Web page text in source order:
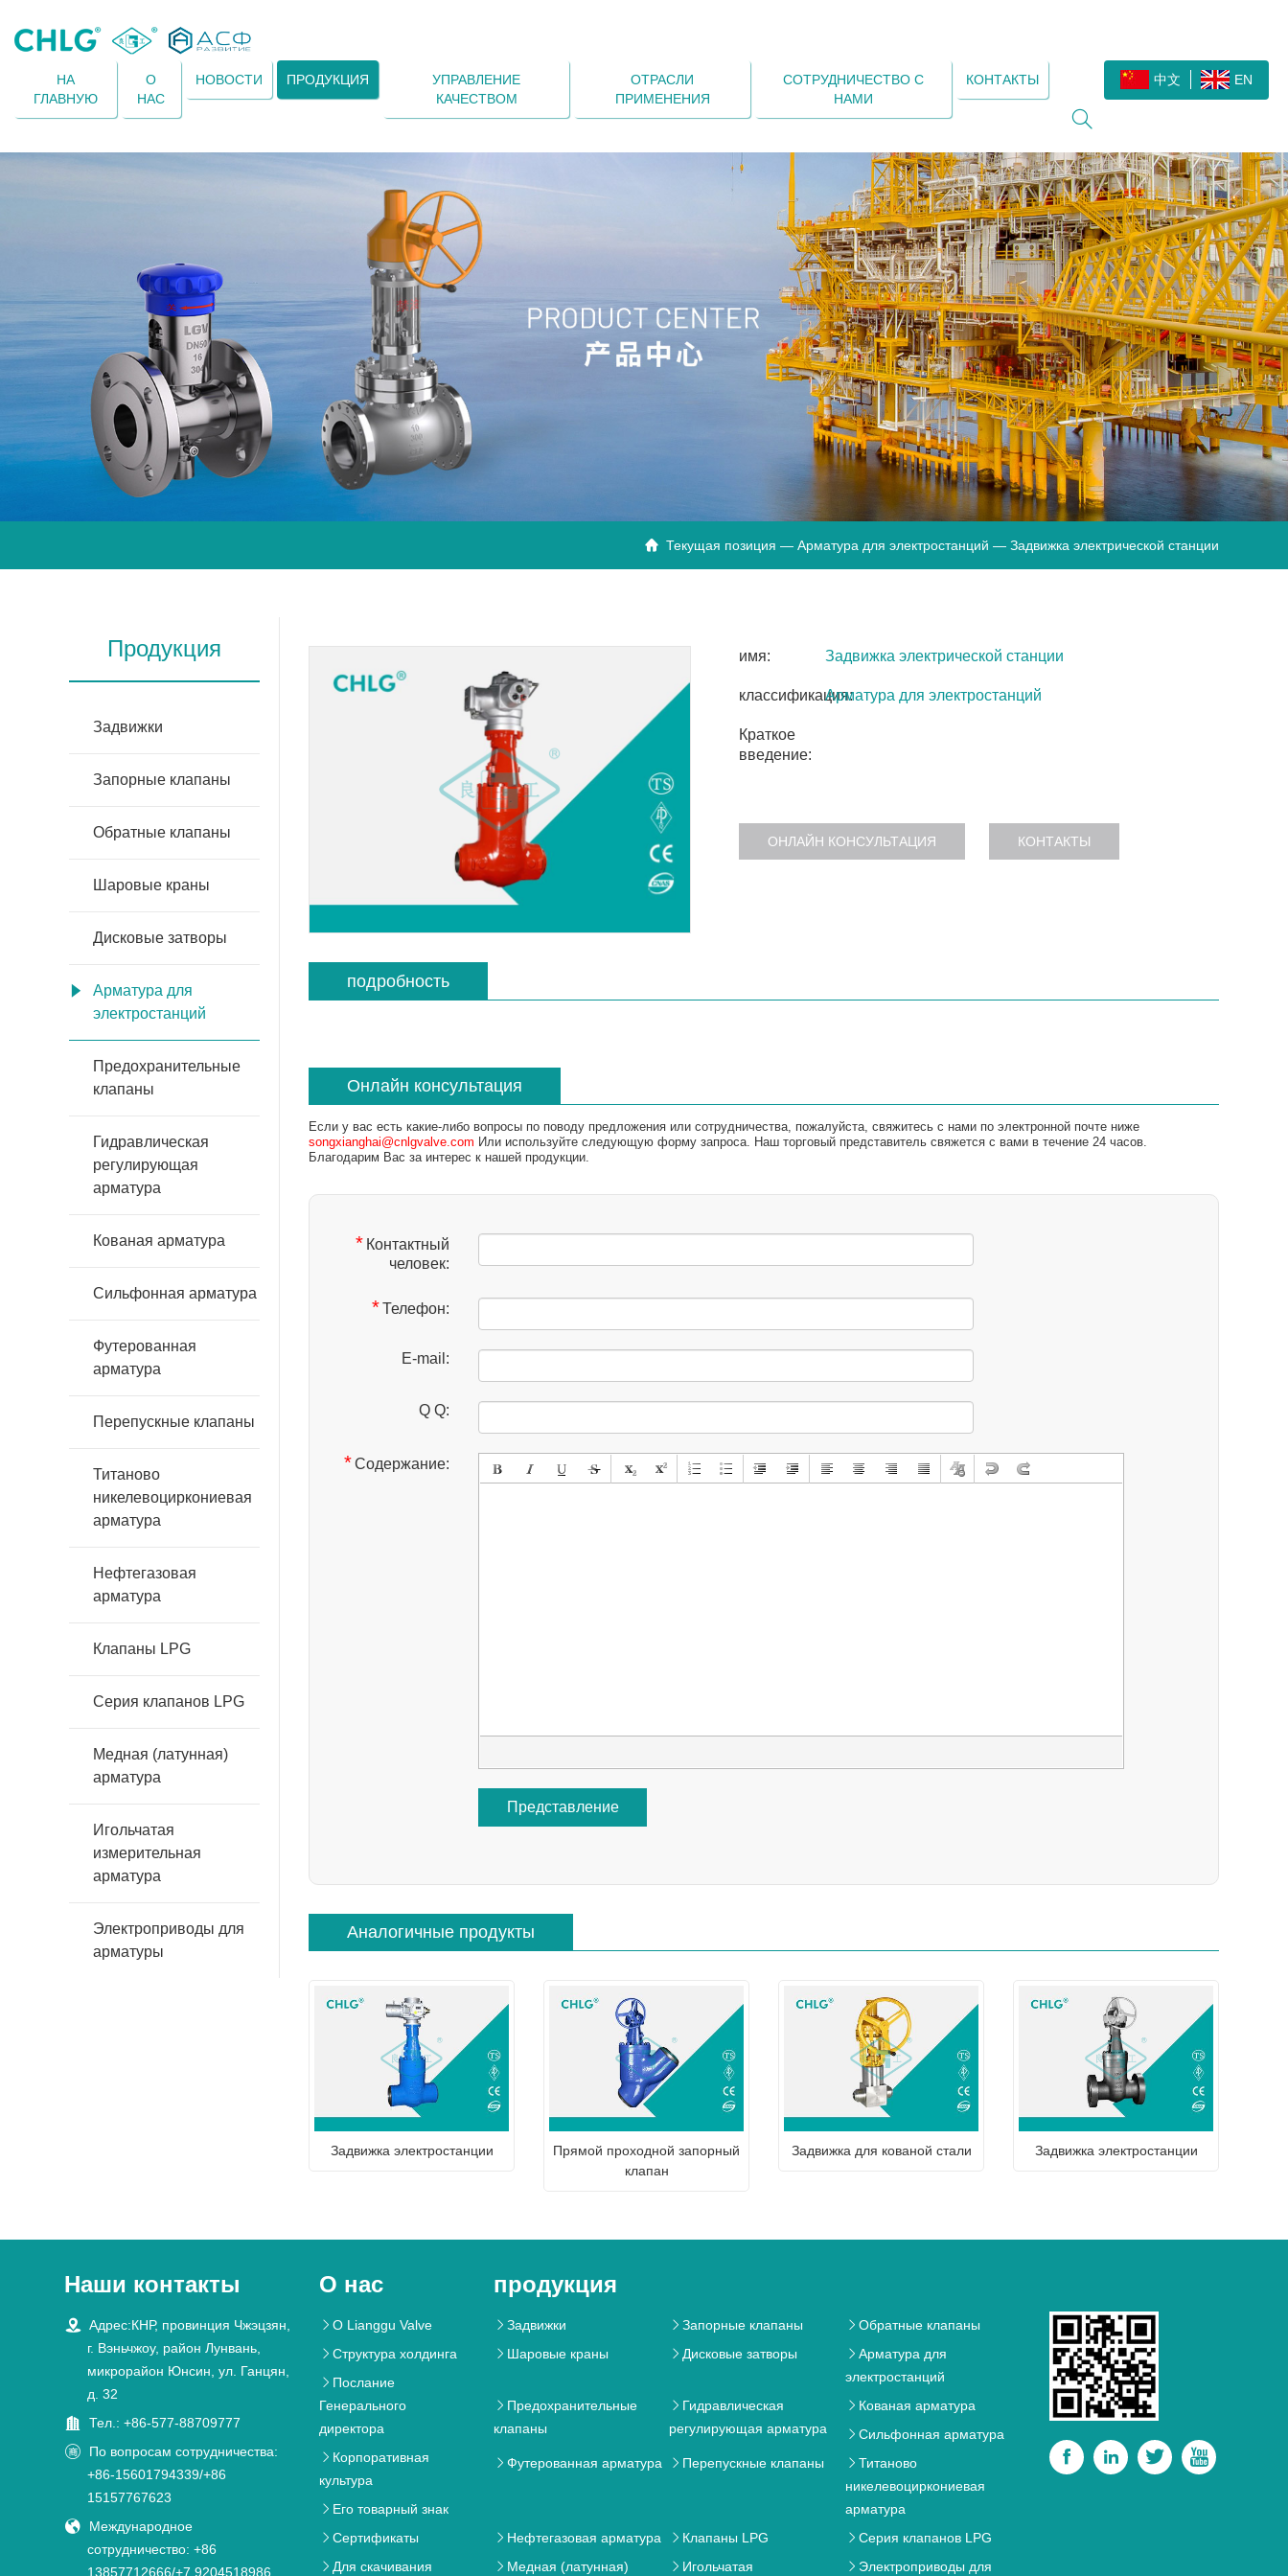
НА
ГЛАВНУЮ
О
НАС
НОВОСТИ ПРОДУКЦИЯ
УПРАВЛЕНИЕ
КАЧЕСТВОМ
ОТРАСЛИ
ПРИМЕНЕНИЯ
СОТРУДНИЧЕСТВО С
НАМИ
КОНТАКТЫ 中文 EN

 Текущая позиция — Арматура для электростанций — Задвижка электрической станции
Продукция
Задвижки
Запорные клапаны
Обратные клапаны
Шаровые краны
Дисковые затворы
Арматура для
электростанций
Предохранительные
клапаны
Гидравлическая
регулирующая
арматура
Кованая арматура
Сильфонная арматура
Футерованная
арматура
Перепускные клапаны
Титаново
никелевоциркониевая
арматура
Нефтегазовая
арматура
Клапаны LPG
Серия клапанов LPG
Медная (латунная)
арматура
Игольчатая
измерительная
арматура
Электроприводы для
арматуры
имя: Задвижка электрической станции
классификация:Арматура для электростанций
Краткое
введение:
ОНЛАЙН КОНСУЛЬТАЦИЯ КОНТАКТЫ
подробность
Онлайн консультация
Если у вас есть какие-либо вопросы по поводу предложения или сотрудничества, пожалуйста, свяжитесь с нами по электронной почте ниже
songxianghai@cnlgvalve.com Или используйте следующую форму запроса. Наш торговый представитель свяжется с вами в течение 24 часов.
Благодарим Вас за интерес к нашей продукции.
* Контактный
человек:
*Телефон:
E-mail:
Q Q:
*Содержание:
Представление
Аналогичные продукты
Задвижка электростанции
Прямой проходной запорный
клапан
Задвижка для кованой стали Задвижка электростанции
Наши контакты
 Адрес:КНР, провинция Чжэцзян,
г. Вэньчжоу, район Лунвань,
микрорайон Юнсин, ул. Ганцян,
д. 32
 Тел.: +86-577-88709777

По вопросам сотрудничества:
+86-15601794339/+86
15157767623

Международное
сотрудничество: +86
13857712666/+7 9204518986
О нас
О Lianggu Valve
Структура холдинга
 Послание
Генерального
директора
 Корпоративная
культура
 Его товарный знак
Сертификаты
 Для скачивания
продукция
 Задвижки Запорные клапаны  Обратные клапаны
 Шаровые краны  Дисковые затворы  Арматура для
электростанций
 Предохранительные
клапаны
 Гидравлическая
регулирующая арматура
 Кованая арматура
 Сильфонная арматура
 Футерованная арматура  Перепускные клапаны  Титаново
никелевоциркониевая
арматура
 Нефтегазовая арматура  Клапаны LPG  Серия клапанов LPG
 Медная (латунная)  Игольчатая  Электроприводы для
   